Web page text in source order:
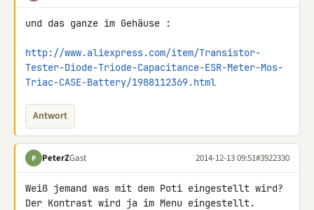
und das ganze im Gehäuse :
http://www.aliexpress.com/item/Transistor-
Tester-Diode-Triode-Capacitance-ESR-Meter-Mos-
Triac-CASE-Battery/1988112369.html
Antwort
P PeterZGast 2014-12-13 09:51#3922330
Weiß jemand was mit dem Poti eingestellt wird?
Der Kontrast wird ja im Menu eingestellt.